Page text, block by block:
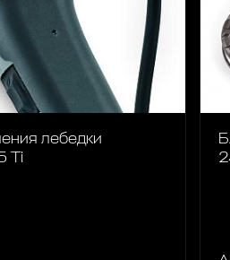
лебедки
Warn 9.5 Ti